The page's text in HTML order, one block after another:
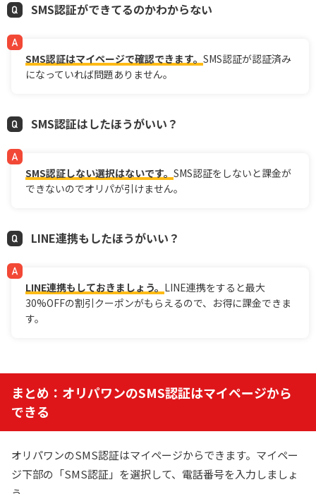
SMS認証ができてるのかわからない
SMS認証はマイページで確認できます。 SMS認証が認証済み
になっていれば問題ありません。
SMS認証はしたほうがいい？
SMS認証しない選択はないです。 SMS認証をしないと課金が
できないのでオリパが引けません。
LINE連携もしたほうがいい？
LINE連携もしておきましょう。 LINE連携をすると最大
30%OFFの割引クーポンがもらえるので、お得に課金できま
す。
まとめ：オリパワンのSMS認証はマイページから
できる
オリパワンのSMS認証はマイページからできます。マイペー
ジ下部の「SMS認証」を選択して、電話番号を入力しましょ